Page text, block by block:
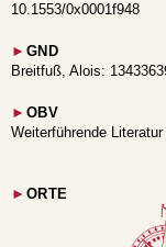
10.1553/0x0001f948
► GND
Breitfuß, Alois:
► OBV
Weiterführende Literatur
► ORTE